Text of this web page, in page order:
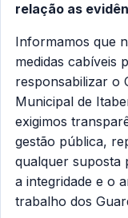
relação as
Informamos que
medidas cabíveis
responsabilizar o
Municipal de
exigimos
gestão pública,
qualquer suposta
a integridade e o
trabalho dos